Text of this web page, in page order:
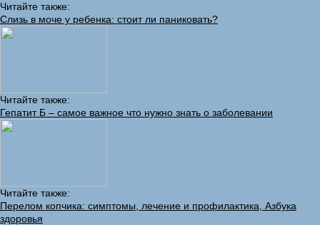
Читайте также:
Слизь в моче у ребенка: стоит ли паниковать?
Читайте также:
Гепатит Б – самое важное что нужно знать о заболевании
Читайте также:
Перелом копчика: симптомы, лечение и профилактика, Азбука
здоровья